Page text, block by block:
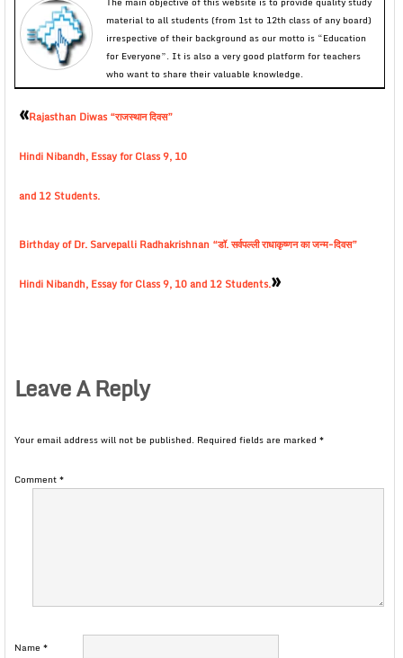
material to all students (from 1st to 12th class of any board)
irrespective of their background as our motto is “Education
for Everyone”. It is also a very good platform for teachers
who want to share their valuable knowledge.
«Rajasthan Diwas “राजस्थान दिवस”
Hindi Nibandh, Essay for Class 9, 10
and 12 Students.
Birthday of Dr. Sarvepalli Radhakrishnan “डॉ. सर्वपल्ली राधाकृष्णन का जन्म-दिवस”
Hindi Nibandh, Essay for Class 9, 10 and 12 Students.»
Leave A Reply
Your email address will not be published. Required fields are marked *
Comment*
Name *